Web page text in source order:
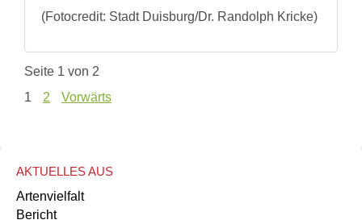
(Fotocredit: Stadt Duisburg/Dr. Randolph Kricke)
Seite 1 von 2
1
2 Vorwärts
AKTUELLES AUS
Artenvielfalt
Bericht